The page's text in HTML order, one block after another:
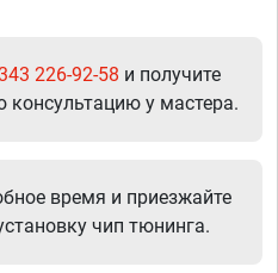
226-92-58 и получите
консультацию у мастера.
время и приезжайте
чип тюнинга.